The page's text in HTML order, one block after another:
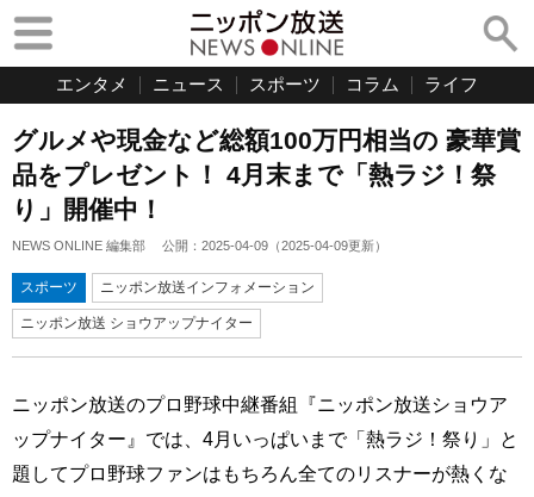
エンタメ ニュース スポーツ コラム ライフ
グルメや現金など総額100万円相当の 豪華賞
品をプレゼント！ 4月末まで「熱ラジ！祭
り」開催中！
NEWS ONLINE 編集部 公開： 2025-04-09 （2025-04-09更新）
スポーツ ニッポン放送インフォメーション
ニッポン放送 ショウアップナイター
ニッポン放送のプロ野球中継番組『ニッポン放送ショウア
ップナイター』では、4月いっぱいまで「熱ラジ！祭り」と
題してプロ野球ファンはもちろん全てのリスナーが熱くな